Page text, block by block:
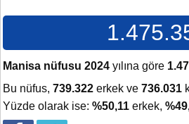
Manisa nüfusu 2024 yılına göre
Bu nüfus, 739.322 erkek ve 736.031
Yüzde olarak ise: %50,11 erkek,